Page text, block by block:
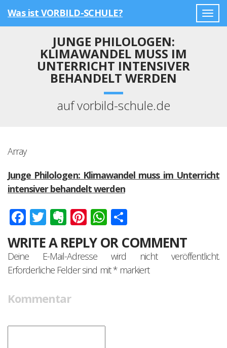
Was ist VORBILD-SCHULE?
JUNGE PHILOLOGEN:
KLIMAWANDEL MUSS IM
UNTERRICHT INTENSIVER
BEHANDELT WERDEN
auf vorbild-schule.de
Array
Junge Philologen: Klimawandel muss im Unterricht
intensiver behandelt werden
Facebook
Twitter
Evernote
Pinterest
WhatsApp
WRITE A REPLY OR COMMENT
Deine E-Mail-Adresse wird nicht veröffentlicht.
Erforderliche Felder sind mit*markiert
Kommentar